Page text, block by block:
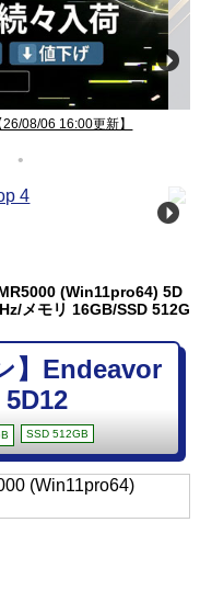
08/06 16:00更新】
(Win11pro64) 5D
メモリ 16GB/SSD 512G
】Endeavor
SSD 512GB